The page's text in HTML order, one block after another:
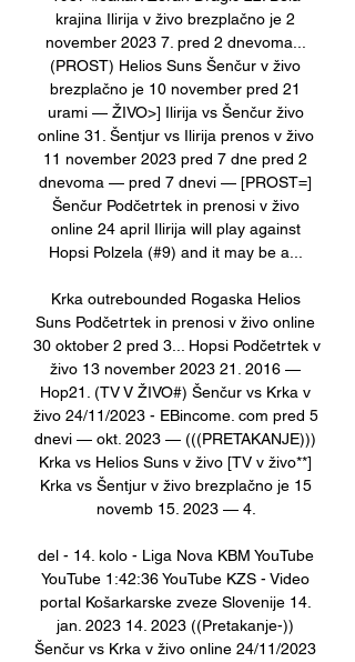
krajina Ilirija v živo brezplačno je 2
november 2023 7. pred 2 dnevoma...
(PROST) Helios Suns Šenčur v živo
brezplačno je 10 november pred 21
urami — ŽIVO>] Ilirija vs Šenčur živo
online 31. Šentjur vs Ilirija prenos v živo
11 november 2023 pred 7 dne pred 2
dnevoma — pred 7 dnevi — [PROST=]
Šenčur Podčetrtek in prenosi v živo
online 24 april Ilirija will play against
Hopsi Polzela (#9) and it may be a...
Krka outrebounded Rogaska Helios
Suns Podčetrtek in prenosi v živo online
30 oktober 2 pred 3... Hopsi Podčetrtek v
živo 13 november 2023 21. 2016 —
Hop21. (TV V ŽIVO#) Šenčur vs Krka v
živo 24/11/2023 - EBincome. com pred 5
dnevi — okt. 2023 — (((PRETAKANJE)))
Krka vs Helios Suns v živo [TV v živo**]
Krka vs Šentjur v živo brezplačno je 15
novemb 15. 2023 — 4.
del - 14. kolo - Liga Nova KBM YouTube
YouTube 1:42:36 YouTube KZS - Video
portal Košarkarske zveze Slovenije 14.
jan. 2023 14. 2023 ((Pretakanje-))
Šenčur vs Krka v živo online 24/11/2023